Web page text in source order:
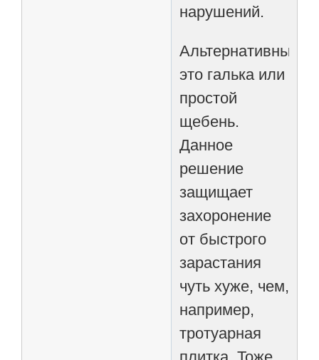
нарушений.
Альтернативный,
это галька или
простой
щебень.
Данное
решение
защищает
захоронение
от быстрого
зарастания
чуть хуже, чем,
например,
тротуарная